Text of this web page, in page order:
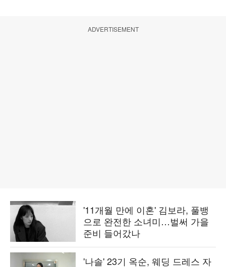
ADVERTISEMENT
'11개월 만에 이혼' 김보라, 풀뱅
으로 완전한 소녀미…벌써 가을
준비 들어갔나
'나솔' 23기 옥순, 웨딩 드레스 자